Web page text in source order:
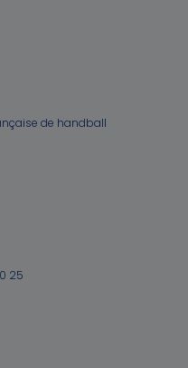
de handball
25